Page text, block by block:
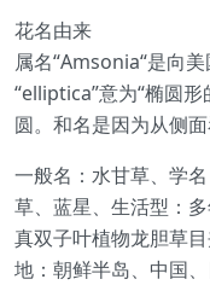
花名由来
属名“Amsonia“是向
“elliptica”意为“椭圆
圆。和名是因为从侧面
一般名：水甘草、学
草、蓝星、生活型：
真双子叶植物龙胆草
地：朝鲜半岛、中国